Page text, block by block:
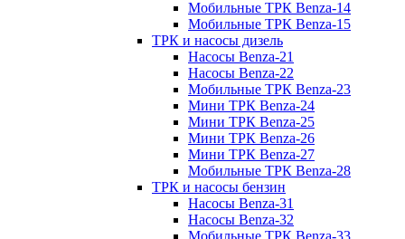
Мобильные ТРК Benza-14
Мобильные ТРК Benza-15
ТРК и насосы дизель
Насосы Benza-21
Насосы Benza-22
Мобильные ТРК Benza-23
Мини ТРК Benza-24
Мини ТРК Benza-25
Мини ТРК Benza-26
Мини ТРК Benza-27
Мобильные ТРК Benza-28
ТРК и насосы бензин
Насосы Benza-31
Насосы Benza-32
Мобильные ТРК Benza-33